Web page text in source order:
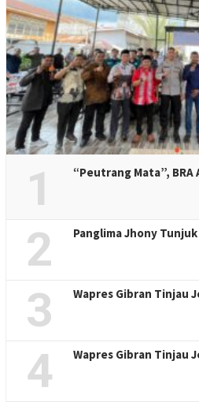
1 “Peutrang Mata”,
2 Panglima Jhony
3 Wapres Gibran Tinjau
4 Wapres Gibran Tinjau